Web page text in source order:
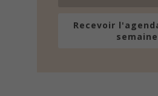
Recevoir
semaine